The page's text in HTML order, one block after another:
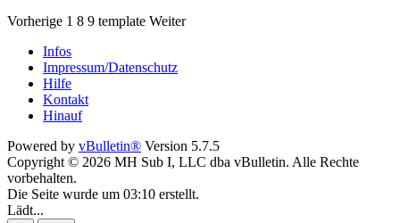
Vorherige 1 8 9 template Weiter
Infos
Impressum/Datenschutz
Hilfe
Kontakt
Hinauf
Powered by vBulletin® Version 5.7.5
Copyright © 2026 MH Sub I, LLC dba vBulletin. Alle Rechte
vorbehalten.
Die Seite wurde um 03:10 erstellt.
Lädt...